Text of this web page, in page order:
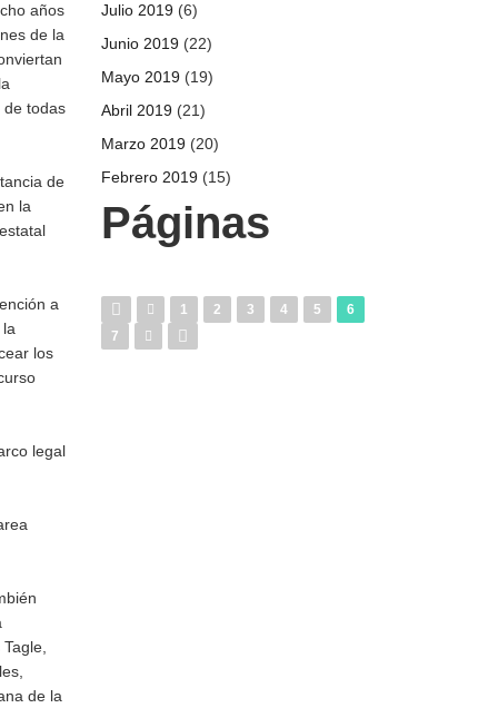
años
de la
de todas
de
la
a
los
legal
de la
Julio 2019 (6)
Junio 2019 (22)
Mayo 2019 (19)
Abril 2019 (21)
Marzo 2019 (20)
Febrero 2019 (15)
Páginas
1 2 3 4 5
6
7